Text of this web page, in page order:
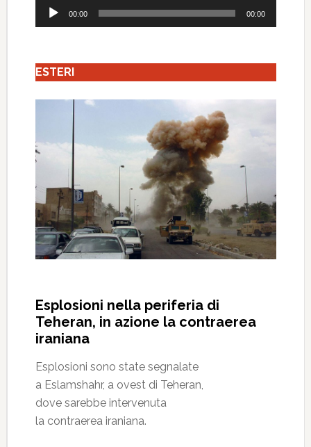
Audio
Player
00:00 00:00
ESTERI
Esplosioni nella periferia di
Teheran, in azione la contraerea
iraniana
Esplosioni sono state segnalate
a Eslamshahr, a ovest di Teheran,
dove sarebbe intervenuta
la contraerea iraniana.